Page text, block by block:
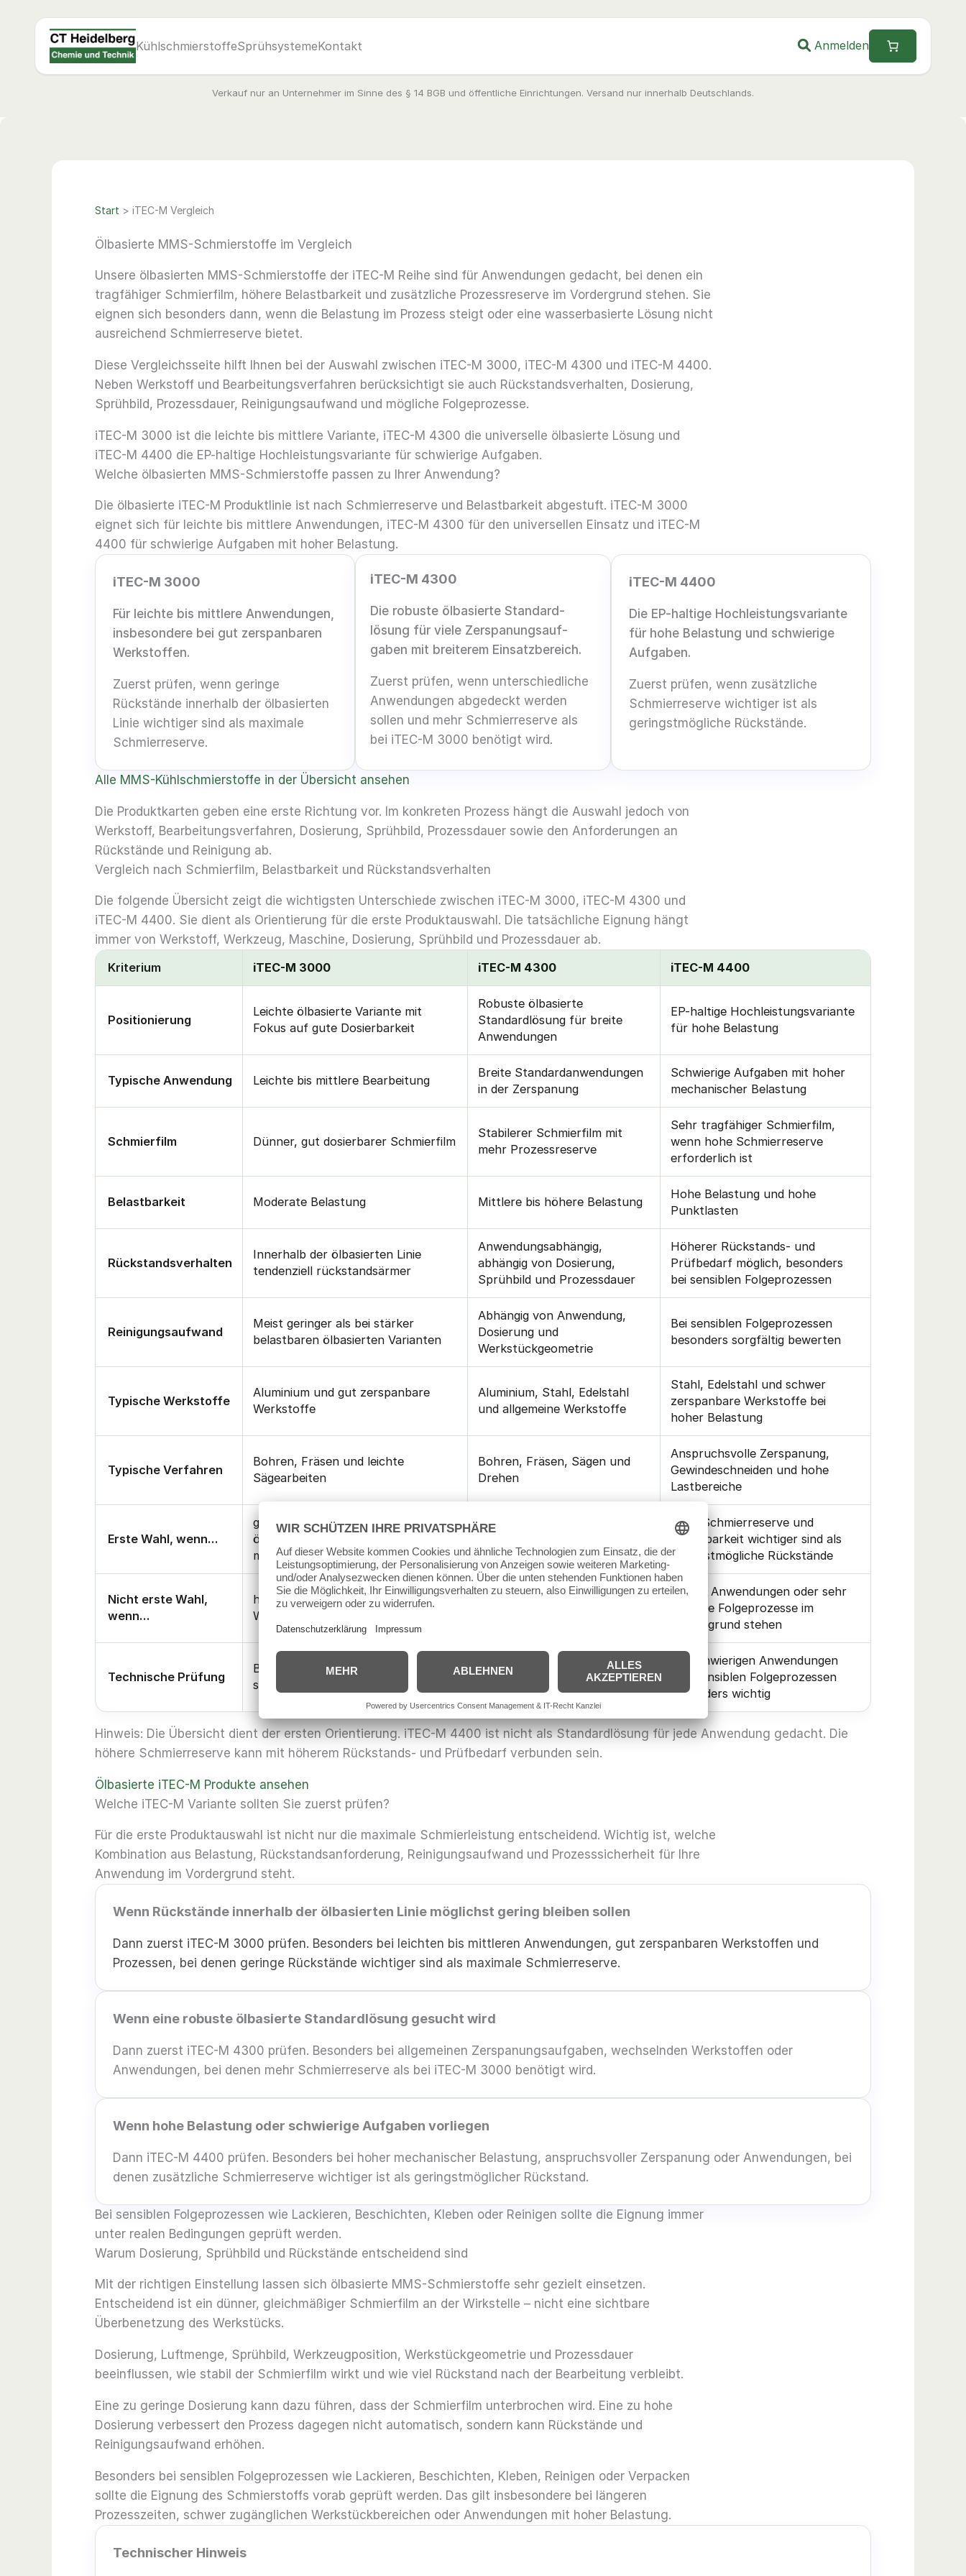
KühlschmierstoffeSprühsystemeKontakt Anmelden
Verkauf nur an Unternehmer im Sinne des § 14 BGB und öffentliche Einrichtungen. Versand nur innerhalb Deutschlands.
Start > iTEC-M Vergleich
Ölbasierte MMS-Schmierstoffe im Vergleich
Unsere ölbasierten MMS-Schmierstoffe der iTEC-M Reihe sind für Anwendungen gedacht, bei denen ein
tragfähiger Schmierfilm, höhere Belastbarkeit und zusätzliche Prozessreserve im Vordergrund stehen. Sie
eignen sich besonders dann, wenn die Belastung im Prozess steigt oder eine wasserbasierte Lösung nicht
ausreichend Schmierreserve bietet.
Diese Vergleichsseite hilft Ihnen bei der Auswahl zwischen iTEC-M 3000, iTEC-M 4300 und iTEC-M 4400.
Neben Werkstoff und Bearbeitungsverfahren berücksichtigt sie auch Rückstandsverhalten, Dosierung,
Sprühbild, Prozessdauer, Reinigungsaufwand und mögliche Folgeprozesse.
iTEC-M 3000 ist die leichte bis mittlere Variante, iTEC-M 4300 die universelle ölbasierte Lösung und
iTEC-M 4400 die EP-haltige Hochleistungsvariante für schwierige Aufgaben.
Welche ölbasierten MMS-Schmierstoffe passen zu Ihrer Anwendung?
Die ölbasierte iTEC-M Produktlinie ist nach Schmierreserve und Belastbarkeit abgestuft. iTEC-M 3000
eignet sich für leichte bis mittlere Anwendungen, iTEC-M 4300 für den universellen Einsatz und iTEC-M
4400 für schwierige Aufgaben mit hoher Belastung.
iTEC-M 3000
Für leichte bis mittlere Anwen­dungen,
insbe­son­dere bei gut zer­span­baren
Werkstoffen.
Zuerst prüfen, wenn geringe
Rückstände innerhalb der ölbasierten
Linie wichtiger sind als maximale
Schmierreserve.
iTEC-M 4300
Die robuste ölbasierte Standard­
lösung für viele Zerspanungs­auf­
gaben mit breiterem Ein­satz­bereich.
Zuerst prüfen, wenn unter­schied­liche
Anwendungen abgedeckt werden
sollen und mehr Schmier­reserve als
bei iTEC-M 3000 benötigt wird.
iTEC-M 4400
Die EP-haltige Hochleistungsvari­ante
für hohe Belastung und schwierige
Aufgaben.
Zuerst prüfen, wenn zusätzliche
Schmierreserve wichtiger ist als
geringstmögliche Rückstände.
Alle MMS-Kühlschmierstoffe in der Übersicht ansehen
Die Produktkarten geben eine erste Richtung vor. Im konkreten Prozess hängt die Auswahl jedoch von
Werkstoff, Bearbeitungsverfahren, Dosierung, Sprühbild, Prozessdauer sowie den Anforderungen an
Rückstände und Reinigung ab.
Vergleich nach Schmierfilm, Belastbarkeit und Rückstands­verhalten
Die folgende Übersicht zeigt die wichtigsten Unterschiede zwischen iTEC-M 3000, iTEC-M 4300 und
iTEC-M 4400. Sie dient als Orientierung für die erste Produktauswahl. Die tatsächliche Eignung hängt
immer von Werkstoff, Werkzeug, Maschine, Dosierung, Sprühbild und Prozessdauer ab.
Kriterium
iTEC-M 3000 iTEC-M 4300 iTEC-M 4400
Positionierung
Leichte ölbasierte Variante mit
Fokus auf gute Dosierbarkeit
Robuste ölbasierte
Standardlösung für breite
Anwendungen
EP-haltige Hochleistungsvariante
für hohe Belastung
Typische Anwendung Leichte bis mittlere Bearbeitung
Breite Standardanwendungen
in der Zerspanung
Schwierige Aufgaben mit hoher
mechanischer Belastung
Schmierfilm Dünner, gut dosierbarer Schmierfilm
Stabilerer Schmierfilm mit
mehr Prozessreserve
Sehr tragfähiger Schmierfilm,
wenn hohe Schmierreserve
erforderlich ist
Belastbarkeit Moderate Belastung Mittlere bis höhere Belastung
Hohe Belastung und hohe
Punktlasten
Rückstandsverhalten
Innerhalb der ölbasierten Linie
tendenziell rückstandsärmer
Anwendungsabhängig,
abhängig von Dosierung,
Sprühbild und Prozessdauer
Höherer Rückstands- und
Prüfbedarf möglich, besonders
bei sensiblen Folgeprozessen
Reinigungsaufwand
Meist geringer als bei stärker
belastbaren ölbasierten Varianten
Abhängig von Anwendung,
Dosierung und
Werkstückgeometrie
Bei sensiblen Folgeprozessen
besonders sorgfältig bewerten
Typische Werkstoffe
Aluminium und gut zerspanbare
Werkstoffe
Aluminium, Stahl, Edelstahl
und allgemeine Werkstoffe
Stahl, Edelstahl und schwer
zerspanbare Werkstoffe bei
hoher Belastung
Typische Verfahren
Bohren, Fräsen und leichte
Sägearbeiten
Bohren, Fräsen, Sägen und
Drehen
Anspruchsvolle Zerspanung,
Gewindeschneiden und hohe
Lastbereiche
Erste Wahl, wenn…
geringe Rückstände innerhalb der
ölbasierten Linie wichtiger sind als
maximale Schmierreserve
eine robuste ölbasierte
Einsatzbereich gesucht wird
hohe Schmierreserve und
Belastbarkeit wichtiger sind als
geringstmögliche Rückstände
Nicht erste Wahl,
wenn…
hohe Punktlasten oder schwierige
Werkstoffe im Vordergrund stehen
möglichst geringe Rückstände
leichte Anwendungen oder sehr
sensible Folgeprozesse im
Vordergrund stehen
Technische Prüfung
Bei höherer Belastung oder
sensiblen Folgeprozessen sinnvoll
Bei kritischen Werkstoffen
oder sensiblen Folgeprozessen
empfohlen
Bei schwierigen Anwendungen
und sensiblen Folgeprozessen
besonders wichtig
Hinweis: Die Übersicht dient der ersten Orientierung. iTEC-M 4400 ist nicht als Standardlösung für jede Anwendung gedacht. Die
höhere Schmierreserve kann mit höherem Rückstands- und Prüfbedarf verbunden sein.
Ölbasierte iTEC-M Produkte ansehen
Welche iTEC-M Variante sollten Sie zuerst prüfen?
Für die erste Produktauswahl ist nicht nur die maximale Schmierleistung entscheidend. Wichtig ist, welche
Kombination aus Belastung, Rückstandsanforderung, Reinigungsaufwand und Prozesssicherheit für Ihre
Anwendung im Vordergrund steht.
Wenn Rückstände innerhalb der ölbasierten Linie möglichst gering bleiben sollen
Dann zuerst iTEC-M 3000 prüfen. Besonders bei leichten bis mittleren Anwendungen, gut zerspanbaren Werkstoffen und
Prozessen, bei denen geringe Rückstände wichtiger sind als maximale Schmierreserve.
Wenn eine robuste ölbasierte Standardlösung gesucht wird
Dann zuerst iTEC-M 4300 prüfen. Besonders bei allgemeinen Zerspanungsaufgaben, wechselnden Werkstoffen oder
Anwendungen, bei denen mehr Schmierreserve als bei iTEC-M 3000 benötigt wird.
Wenn hohe Belastung oder schwierige Aufgaben vorliegen
Dann iTEC-M 4400 prüfen. Besonders bei hoher mechanischer Belastung, anspruchsvoller Zerspanung oder Anwendungen, bei
denen zusätzliche Schmierreserve wichtiger ist als geringstmöglicher Rückstand.
Bei sensiblen Folgeprozessen wie Lackieren, Beschichten, Kleben oder Reinigen sollte die Eignung immer
unter realen Bedingungen geprüft werden.
Warum Dosierung, Sprühbild und Rückstände entscheidend sind
Mit der richtigen Einstellung lassen sich ölbasierte MMS-Schmierstoffe sehr gezielt einsetzen.
Entscheidend ist ein dünner, gleichmäßiger Schmierfilm an der Wirkstelle – nicht eine sichtbare
Überbenetzung des Werkstücks.
Dosierung, Luftmenge, Sprühbild, Werkzeugposition, Werkstückgeometrie und Prozessdauer
beeinflussen, wie stabil der Schmierfilm wirkt und wie viel Rückstand nach der Bearbeitung verbleibt.
Eine zu geringe Dosierung kann dazu führen, dass der Schmierfilm unterbrochen wird. Eine zu hohe
Dosierung verbessert den Prozess dagegen nicht automatisch, sondern kann Rückstände und
Reinigungsaufwand erhöhen.
Besonders bei sensiblen Folgeprozessen wie Lackieren, Beschichten, Kleben, Reinigen oder Verpacken
sollte die Eignung des Schmierstoffs vorab geprüft werden. Das gilt insbesondere bei längeren
Prozesszeiten, schwer zugänglichen Werkstückbereichen oder Anwendungen mit hoher Belastung.
Technischer Hinweis